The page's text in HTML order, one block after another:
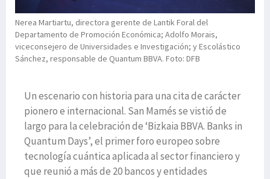
Nerea Martiartu, directora gerente de Lantik Foral del
Departamento de Promoción Económica; Adolfo Morais,
viceconsejero de Universidades e Investigación; y Escolástico
Sánchez, responsable de Quantum BBVA. Foto: DFB
Un escenario con historia para una cita de carácter
pionero e internacional. San Mamés se vistió de
largo para la celebración de ‘Bizkaia BBVA. Banks in
Quantum Days’, el primer foro europeo sobre
tecnología cuántica aplicada al sector financiero y
que reunió a más de 20 bancos y entidades